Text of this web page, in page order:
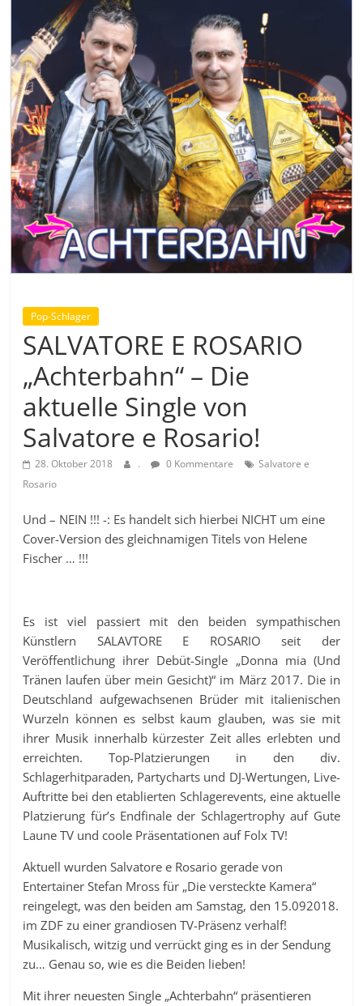
Pop-Schlager
SALVATORE E ROSARIO
„Achterbahn“ – Die
aktuelle Single von
Salvatore e Rosario!
28. Oktober 2018 . 0 Kommentare
Salvatore e
Rosario
Und – NEIN !!! -: Es handelt sich hierbei NICHT um eine
Cover-Version des gleichnamigen Titels von Helene
Fischer … !!!
Es ist viel passiert mit den beiden sympathischen
Künstlern SALAVTORE E ROSARIO seit der
Veröffentlichung ihrer Debüt-Single „Donna mia (Und
Tränen laufen über mein Gesicht)“ im März 2017. Die in
Deutschland aufgewachsenen Brüder mit italienischen
Wurzeln können es selbst kaum glauben, was sie mit
ihrer Musik innerhalb kürzester Zeit alles erlebten und
erreichten. Top-Platzierungen in den div.
Schlagerhitparaden, Partycharts und DJ-Wertungen, Live-
Auftritte bei den etablierten Schlagerevents, eine aktuelle
Platzierung für’s Endfinale der Schlagertrophy auf Gute
Laune TV und coole Präsentationen auf Folx TV!
Aktuell wurden Salvatore e Rosario gerade von
Entertainer Stefan Mross für „Die versteckte Kamera“
reingelegt, was den beiden am Samstag, den 15.092018.
im ZDF zu einer grandiosen TV-Präsenz verhalf!
Musikalisch, witzig und verrückt ging es in der Sendung
zu… Genau so, wie es die Beiden lieben!
Mit ihrer neuesten Single „Achterbahn“ präsentieren